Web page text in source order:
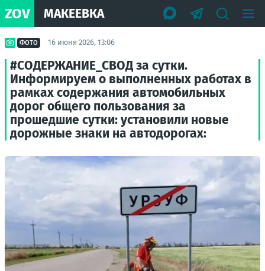
ZOV МАКЕЕВКА
ФОТО 16 июня 2026, 13:06
#СОДЕРЖАНИЕ_СВОД за сутки.
Информируем о выполненных работах в
рамках содержания автомобильных
дорог общего пользования за
прошедшие сутки: установили новые
дорожные знаки на автодорогах: